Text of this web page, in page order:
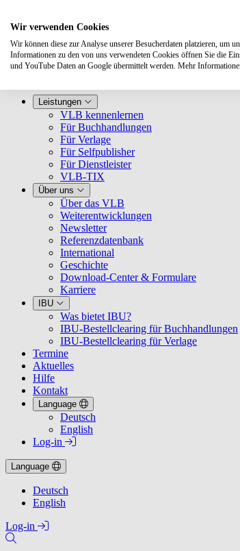
Leistungen
VLB kennenlernen
Für Buchhandlungen
Für Verlage
Für Selfpublisher
Für Dienstleister
VLB-TIX
Über uns
Über das VLB
Weiterentwicklungen
Newsletter
Referenzdatenbank
International
Geschichte
Download-Center & Formulare
Karriere
IBU
Was bietet IBU?
IBU-Bestellclearing für Buchhandlungen
IBU-Bestellclearing für Verlage
Termine
Aktuelles
Hilfe
Kontakt
Language
Deutsch
English
Log-in
Language
Deutsch
English
Log-in
Wir verwenden Cookies
Wir können diese zur Analyse unserer Besucherdaten platzieren, um
Informationen zu den von uns verwendeten Cookies öffnen Sie die
und YouTube Daten an Google übermittelt werden. Mehr